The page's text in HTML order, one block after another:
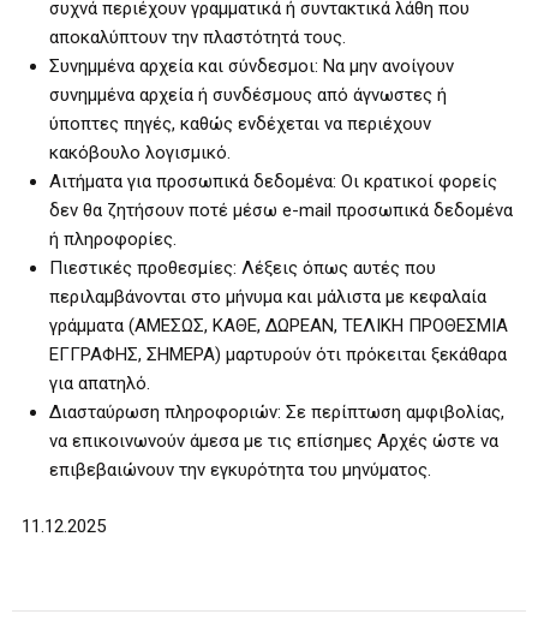
συχνά περιέχουν γραμματικά ή συντακτικά λάθη που
αποκαλύπτουν την πλαστότητά τους.
Συνημμένα αρχεία και σύνδεσμοι: Να μην ανοίγουν
συνημμένα αρχεία ή συνδέσμους από άγνωστες ή
ύποπτες πηγές, καθώς ενδέχεται να περιέχουν
κακόβουλο λογισμικό.
Αιτήματα για προσωπικά δεδομένα: Οι κρατικοί φορείς
δεν θα ζητήσουν ποτέ μέσω e-mail προσωπικά δεδομένα
ή πληροφορίες.
Πιεστικές προθεσμίες: Λέξεις όπως αυτές που
περιλαμβάνονται στο μήνυμα και μάλιστα με κεφαλαία
γράμματα (ΑΜΕΣΩΣ, ΚΑΘΕ, ΔΩΡΕΑΝ, ΤΕΛΙΚΗ ΠΡΟΘΕΣΜΙΑ
ΕΓΓΡΑΦΗΣ, ΣΗΜΕΡΑ) μαρτυρούν ότι πρόκειται ξεκάθαρα
για απατηλό.
Διασταύρωση πληροφοριών: Σε περίπτωση αμφιβολίας,
να επικοινωνούν άμεσα με τις επίσημες Αρχές ώστε να
επιβεβαιώνουν την εγκυρότητα του μηνύματος.
11.12.2025